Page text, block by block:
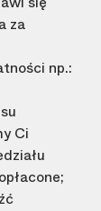
za
np.:
Ci